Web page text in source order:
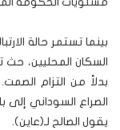
بينما تستمر حالة
السكان المحليين، حث
بدلاً من التزام
الصراع السوداني إلى
يقول الصالح لـ(عاين).